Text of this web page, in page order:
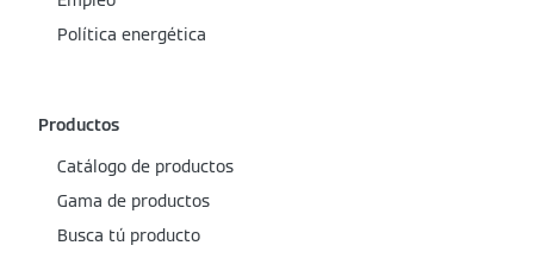
Política energética
Productos
Catálogo de productos
Gama de productos
Busca tú producto